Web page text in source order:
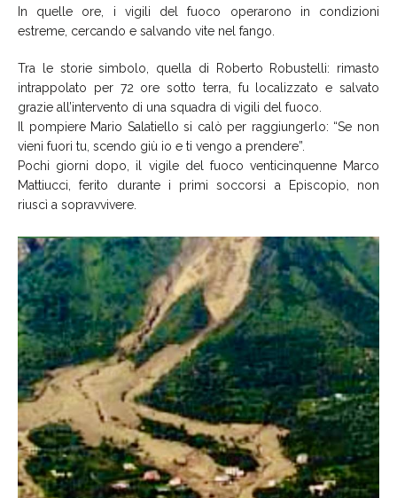
In quelle ore, i vigili del fuoco operarono in condizioni
estreme, cercando e salvando vite nel fango.
Tra le storie simbolo, quella di Roberto Robustelli: rimasto
intrappolato per 72 ore sotto terra, fu localizzato e salvato
grazie all’intervento di una squadra di vigili del fuoco.
Il pompiere Mario Salatiello si calò per raggiungerlo: “Se non
vieni fuori tu, scendo giù io e ti vengo a prendere”.
Pochi giorni dopo, il vigile del fuoco venticinquenne Marco
Mattiucci, ferito durante i primi soccorsi a Episcopio, non
riuscì a sopravvivere.